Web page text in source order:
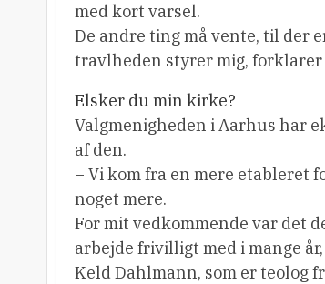
med kort varsel.
De andre ting må vente, til der
travlheden styrer mig, forklarer
Elsker du min kirke?
Valgmenigheden i Aarhus har
af den.
– Vi kom fra en mere etableret
noget mere.
For mit vedkommende var det
arbejde frivilligt med i mange
Keld Dahlmann, som er teolog